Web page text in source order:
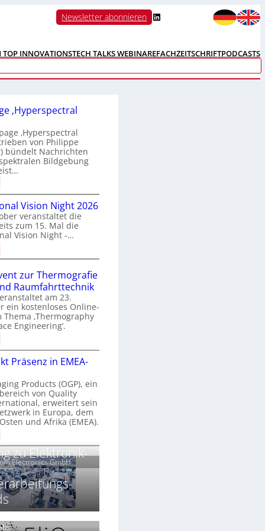
Newsletter abonnieren LinkedIn
TOP INNOVATIONSTECH TALKS WEBINAREFACHZEITSCHRIFTPODCASTS
‚Hyperspectral
‚Hyperspectral
von Philippe
bündelt Nachrichten
Bildgebung
a
Vision Night 2026
veranstaltet die
zum 15. Mal die
Vision Night -…
zur Thermografie
Raumfahrttechnik
am 23.
ein kostenloses Online-
Thema ‚Thermography
Engineering‘.
Präsenz in EMEA-
Products (OGP), ein
von Quality
erweitert sein
in Europa, dem
und Afrika (EMEA).
Electronics GmbH
zu Elektronik-